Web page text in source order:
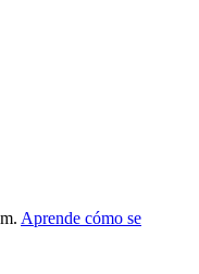
Aprende cómo se